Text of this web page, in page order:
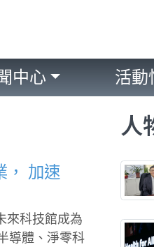
中心 活動
， 加速
來科技館成為
人